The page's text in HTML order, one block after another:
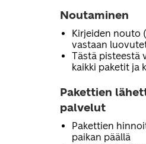
Noutaminen
Kirjeiden nouto
vastaan
Tästä pisteestä
kaikki paketit ja
Pakettien
palvelut
Pakettien
paikan päällä